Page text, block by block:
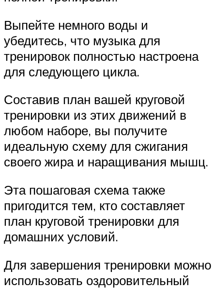
Выпейте немного воды и
убедитесь, что музыка для
тренировок полностью настроена
для следующего цикла.
Составив план вашей круговой
тренировки из этих движений в
любом наборе, вы получите
идеальную схему для сжигания
своего жира и наращивания мышц.
Эта пошаговая схема также
пригодится тем, кто составляет
план круговой тренировки для
домашних условий.
Для завершения тренировки можно
использовать оздоровительный